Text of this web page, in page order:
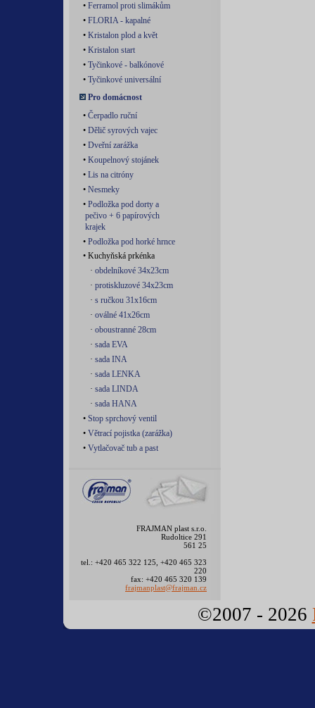
• Ferramol proti slimákům
• FLORIA - kapalné
• Kristalon plod a květ
• Kristalon start
• Tyčinkové - balkónové
• Tyčinkové universální
Pro domácnost
• Čerpadlo ruční
• Dělič syrových vajec
• Dveřní zarážka
• Koupelnový stojánek
• Lis na citróny
• Nesmeky
• Podložka pod dorty a
pečivo + 6 papírových
krajek
• Podložka pod horké hrnce
• Kuchyňská prkénka
· obdelníkové 34x23cm
· protiskluzové 34x23cm
· s ručkou 31x16cm
· oválné 41x26cm
· oboustranné 28cm
· sada EVA
· sada INA
· sada LENKA
· sada LINDA
· sada HANA
• Stop sprchový ventil
• Větrací pojistka (zarážka)
• Vytlačovač tub a past
FRAJMAN plast s.r.o.
Rudoltice 291
561 25
tel.: +420 465 322 125, +420 465 323
220
fax: +420 465 320 139
frajmanplast@frajman.cz
©2007 - 2026